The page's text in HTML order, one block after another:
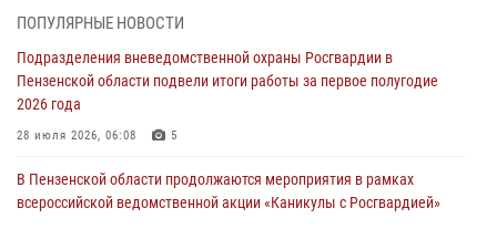
В Пензе сотрудники Росгвардии оказали помощь
05 августа 2026, 04:00
В Пензе при силовой поддержке Росгвардии пресечена
деятельность ОПГ, маскировавшейся под реабилитационный центр
ПОПУЛЯРНЫЕ НОВОСТИ
Подразделения вневедомственной охраны Росгвардии в
Пензенской области подвели итоги работы за первое полугодие
2026 года
28 июля 2026, 06:08 5
В Пензенской области продолжаются мероприятия в рамках
всероссийской ведомственной акции «Каникулы с Росгвардией»